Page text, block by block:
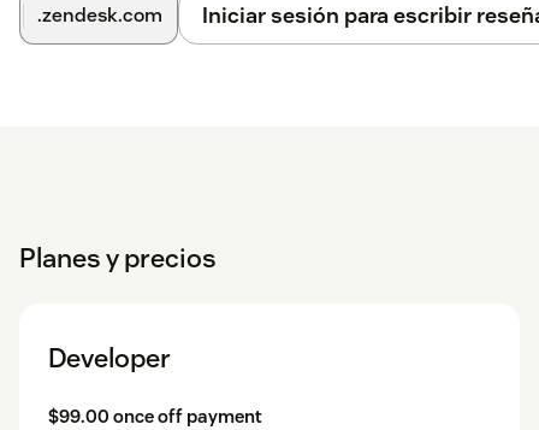
.zendesk.com Iniciar sesión para escribir
Planes y precios
Developer
$99.00 once off payment